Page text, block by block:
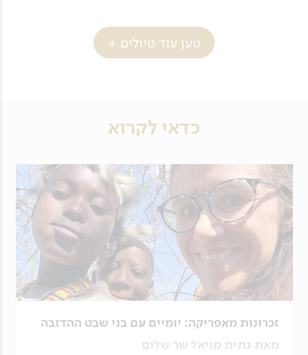
טען עוד טיולים +
כדאי לקרוא
זכרונות מאפריקה: יומיים עם בני שבט ההדזבה
מאת גתית מויאל שר שלום